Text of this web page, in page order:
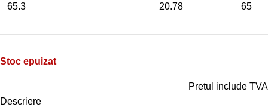
65.3 20.78 65
Stoc epuizat
Pretul include TVA
Descriere